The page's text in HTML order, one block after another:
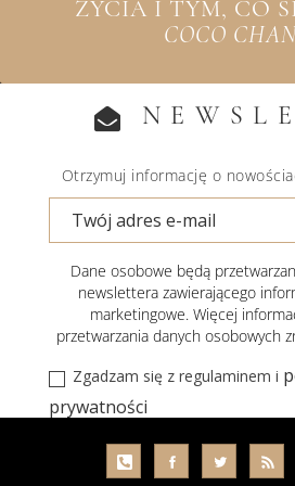
ŻYCIA I TYM, CO
COCO
Otrzymuj informację o
Dane osobowe będą
newslettera zawierającego
marketingowe. Więcej
przetwarzania danych osobowych
Zgadzam się z regulaminem i
prywatności